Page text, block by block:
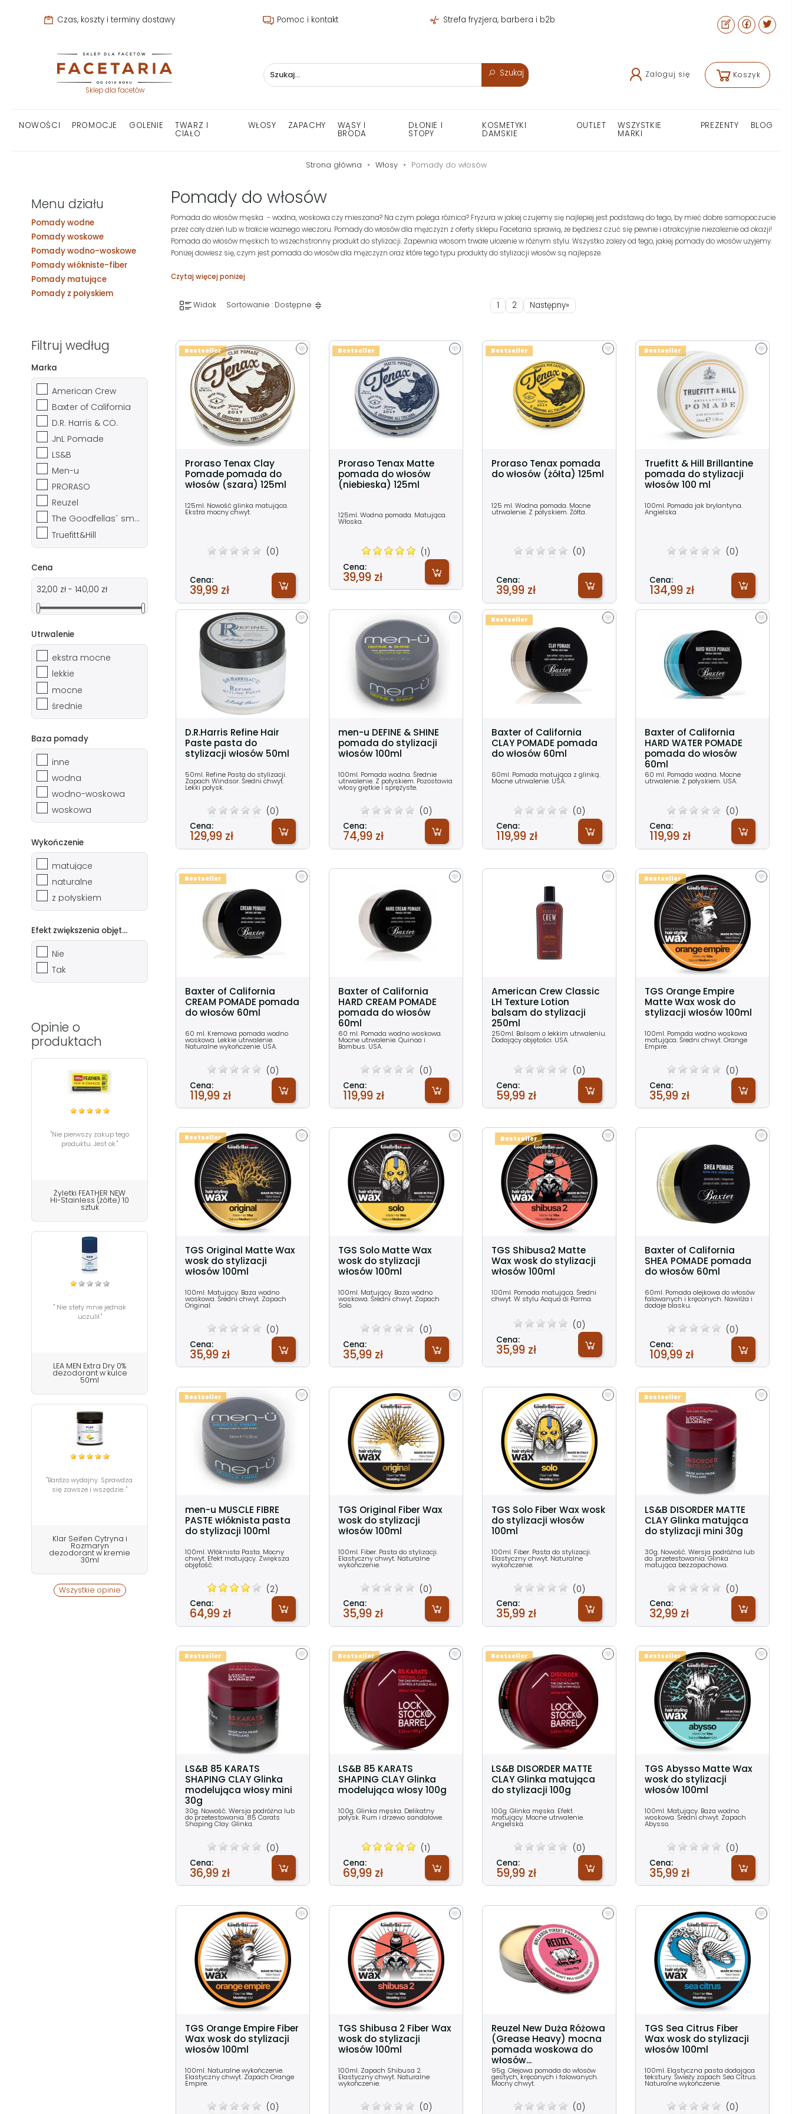
Czas, koszty i terminy dostawy Pomoc i kontakt Strefa fryzjera, barbera i b2b
Sklep dla facetów
Szukaj Zaloguj się Koszyk
NOWOŚCI PROMOCJE GOLENIE TWARZ I
CIAŁO
WŁOSY ZAPACHY WĄSY I
BRODA
DŁONIE I
STOPY
KOSMETYKI
DAMSKIE
OUTLET WSZYSTKIE
MARKI
PREZENTY BLOG
Strona główna Włosy Pomady do włosów
Menu działu
Pomady wodne
Pomady woskowe
Pomady wodno-woskowe
Pomady włókniste-fiber
Pomady matujące
Pomady z połyskiem
Filtruj według
Marka
American Crew
Baxter of California
D.R. Harris & CO.
JnL Pomade
LS&B
Men-u
PRORASO
Reuzel
The Goodfellas` smile
Truefitt&Hill
Cena
32,00 zł - 140,00 zł
Utrwalenie
ekstra mocne
lekkie
mocne
średnie
Baza pomady
inne
wodna
wodno-woskowa
woskowa
Wykończenie
matujące
naturalne
z połyskiem
Efekt zwiększenia objętości
Nie
Tak
Opinie o
produktach
"Nie pierwszy zakup tego
produktu. Jest ok."
Żyletki FEATHER NEW
Hi-Stainless (żółte) 10
sztuk
" Nie stety mnie jednak
uczulił."
LEA MEN Extra Dry 0%
dezodorant w kulce
50ml
"Bardzo wydajny. Sprawdza
się zawsze i wszędzie. "
Klar Seifen Cytryna i
Rozmaryn
dezodorant w kremie
30ml
Wszystkie opinie
Pomady do włosów
Pomada do włosów męska - wodna, woskowa czy mieszana? Na czym polega różnica? Fryzura w jakiej czujemy się najlepiej jest podstawą do tego, by mieć dobre samopoczucie
przez cały dzień lub w trakcie ważnego wieczoru. Pomady do włosów dla mężczyzn z oferty sklepu Facetaria sprawią, że będziesz czuć się pewnie i atrakcyjnie niezależnie od okazji!
Pomada do włosów męskich to wszechstronny produkt do stylizacji. Zapewnia włosom trwałe ułożenie w różnym stylu. Wszystko zależy od tego, jakiej pomady do włosów użyjemy.
Poniżej dowiesz się, czym jest pomada do włosów dla mężczyzn oraz które tego typu produkty do stylizacji włosów są najlepsze.
Czytaj więcej poniżej
Widok Sortowanie : Dostępne 1 2 Następny»
Proraso Tenax Clay
Pomade pomada do
włosów (szara) 125ml
125ml. Nowość glinka matująca.
Ekstra mocny chwyt.
(0)
Cena:
39,99 zł
Bestseller
Proraso Tenax Matte
pomada do włosów
(niebieska) 125ml
125ml. Wodna pomada. Matująca.
Włoska.
(1)
Cena:
39,99 zł
Bestseller
Proraso Tenax pomada
do włosów (żółta) 125ml
125 ml. Wodna pomada. Mocne
utrwalenie. Z połyskiem. Żółta.
(0)
Cena:
39,99 zł
Bestseller
Truefitt & Hill Brillantine
pomada do stylizacji
włosów 100 ml
100ml. Pomada jak brylantyna.
Angielska
(0)
Cena:
134,99 zł
Bestseller
D.R.Harris Refine Hair
Paste pasta do
stylizacji włosów 50ml
50ml. Refine Pasta do stylizacji.
Zapach Windsor. Średni chwyt.
Lekki połysk.
(0)
Cena:
129,99 zł
men-u DEFINE & SHINE
pomada do stylizacji
włosów 100ml
100ml. Pomada wodna. Średnie
utrwalenie. Z połyskiem. Pozostawia
włosy giętkie i sprężyste.
(0)
Cena:
74,99 zł
Baxter of California
CLAY POMADE pomada
do włosów 60ml
60ml. Pomada matująca z glinką.
Mocne utrwalenie. USA.
(0)
Cena:
119,99 zł
Bestseller
Baxter of California
HARD WATER POMADE
pomada do włosów
60ml
60 ml. Pomada wodna. Mocne
utrwalenie. Z połyskiem. USA.
(0)
Cena:
119,99 zł
Baxter of California
CREAM POMADE pomada
do włosów 60ml
60 ml. Kremowa pomada wodno
woskowa. Lekkie utrwalenie.
Naturalne wykończenie. USA.
(0)
Cena:
119,99 zł
Bestseller
Baxter of California
HARD CREAM POMADE
pomada do włosów
60ml
60 ml. Pomada wodno woskowa.
Mocne utrwalenie. Quinoa i
Bambus. USA.
(0)
Cena:
119,99 zł
American Crew Classic
LH Texture Lotion
balsam do stylizacji
250ml
250ml. Balsam o lekkim utrwaleniu.
Dodający objętości. USA.
(0)
Cena:
59,99 zł
TGS Orange Empire
Matte Wax wosk do
stylizacji włosów 100ml
100ml. Pomada wodno woskowa
matująca. Średni chwyt. Orange
Empire.
(0)
Cena:
35,99 zł
Bestseller
TGS Original Matte Wax
wosk do stylizacji
włosów 100ml
100ml. Matujący. Baza wodno
woskowa. Średni chwyt. Zapach
Original.
(0)
Cena:
35,99 zł
Bestseller
TGS Solo Matte Wax
wosk do stylizacji
włosów 100ml
100ml. Matujący. Baza wodno
woskowa. Średni chwyt. Zapach
Solo.
(0)
Cena:
35,99 zł
TGS Shibusa2 Matte
Wax wosk do stylizacji
włosów 100ml
100ml. Pomada matująca. Średni
chwyt. W stylu Acqua di Parma.
(0)
Cena:
35,99 zł
Bestseller
Baxter of California
SHEA POMADE pomada
do włosów 60ml
60ml. Pomada olejkowa do włosów
falowanych i kręconych. Nawilża i
dodaje blasku.
(0)
Cena:
109,99 zł
men-u MUSCLE FIBRE
PASTE włóknista pasta
do stylizacji 100ml
100ml. Włóknista Pasta. Mocny
chwyt. Efekt matujący. Zwiększa
objętość.
(2)
Cena:
64,99 zł
Bestseller
TGS Original Fiber Wax
wosk do stylizacji
włosów 100ml
100ml. Fiber. Pasta do stylizacji.
Elastyczny chwyt. Naturalne
wykończenie.
(0)
Cena:
35,99 zł
TGS Solo Fiber Wax wosk
do stylizacji włosów
100ml
100ml. Fiber. Pasta do stylizacji.
Elastyczny chwyt. Naturalne
wykończenie.
(0)
Cena:
35,99 zł
LS&B DISORDER MATTE
CLAY Glinka matująca
do stylizacji mini 30g
30g. Nowość. Wersja podróżna lub
do. przetestowania. Glinka
matująca bezzapachowa.
(0)
Cena:
32,99 zł
Bestseller
LS&B 85 KARATS
SHAPING CLAY Glinka
modelująca włosy mini
30g
30g. Nowość. Wersja podróżna lub
do przetestowania. 85 Carats
Shaping Clay. Glinka.
(0)
Cena:
36,99 zł
Bestseller
LS&B 85 KARATS
SHAPING CLAY Glinka
modelująca włosy 100g
100g. Glinka męska. Delikatny
połysk. Rum i drzewo sandałowe.
(1)
Cena:
69,99 zł
Bestseller
LS&B DISORDER MATTE
CLAY Glinka matująca
do stylizacji 100g
100g. Glinka męska. Efekt
matujący. Mocne utrwalenie.
Angielska.
(0)
Cena:
59,99 zł
Bestseller
TGS Abysso Matte Wax
wosk do stylizacji
włosów 100ml
100ml. Matujący. Baza wodno
woskowa. Średni chwyt. Zapach
Abysso.
(0)
Cena:
35,99 zł
Bestseller
TGS Orange Empire Fiber
Wax wosk do stylizacji
włosów 100ml
100ml. Naturalne wykończenie.
Elastyczny chwyt. Zapach Orange
Empire.
(0)
TGS Shibusa 2 Fiber Wax
wosk do stylizacji
włosów 100ml
100ml. Zapach Shibusa 2.
Elastyczny chwyt. Naturalne
wykończenie.
(0)
Reuzel New Duża Różowa
(Grease Heavy) mocna
pomada woskowa do
włosów...
95g. Olejowa pomada do włosów
gestych, kręconych i falowanych.
Mocny chwyt.
(0)
TGS Sea Citrus Fiber
Wax wosk do stylizacji
włosów 100ml
100ml. Elastyczna pasta dodająca
tekstury. Świeży zapach Sea Citrus.
Naturalne wykończenie.
(0)